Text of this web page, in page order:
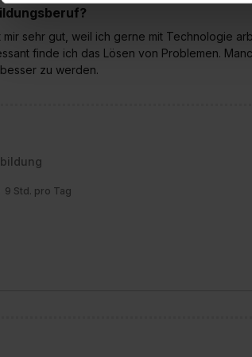
Erlaubnis hierfür kannst du auch später
Verwendungszwecke zulassen, triff deine
Einwilligung zur Platzierung von Cookies
umfasst hierbei die Einwilligung zur
sehr gut, weil ich gerne mit Technologie
finde ich das Lösen von Problemen.
zu werden.
9 Std. pro Tag